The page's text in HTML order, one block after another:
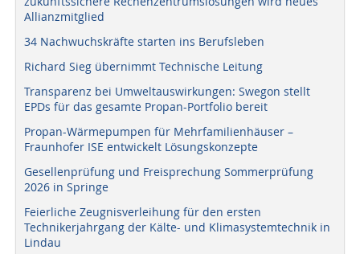
Allianzmitglied
34 Nachwuchskräfte starten ins Berufsleben
Richard Sieg übernimmt Technische Leitung
Transparenz bei Umweltauswirkungen: Swegon stellt
EPDs für das gesamte Propan-Portfolio bereit
Propan-Wärmepumpen für Mehrfamilienhäuser –
Fraunhofer ISE entwickelt Lösungskonzepte
Gesellenprüfung und Freisprechung Sommerprüfung
2026 in Springe
Feierliche Zeugnisverleihung für den ersten
Technikerjahrgang der Kälte- und Klimasystemtechnik in
Lindau